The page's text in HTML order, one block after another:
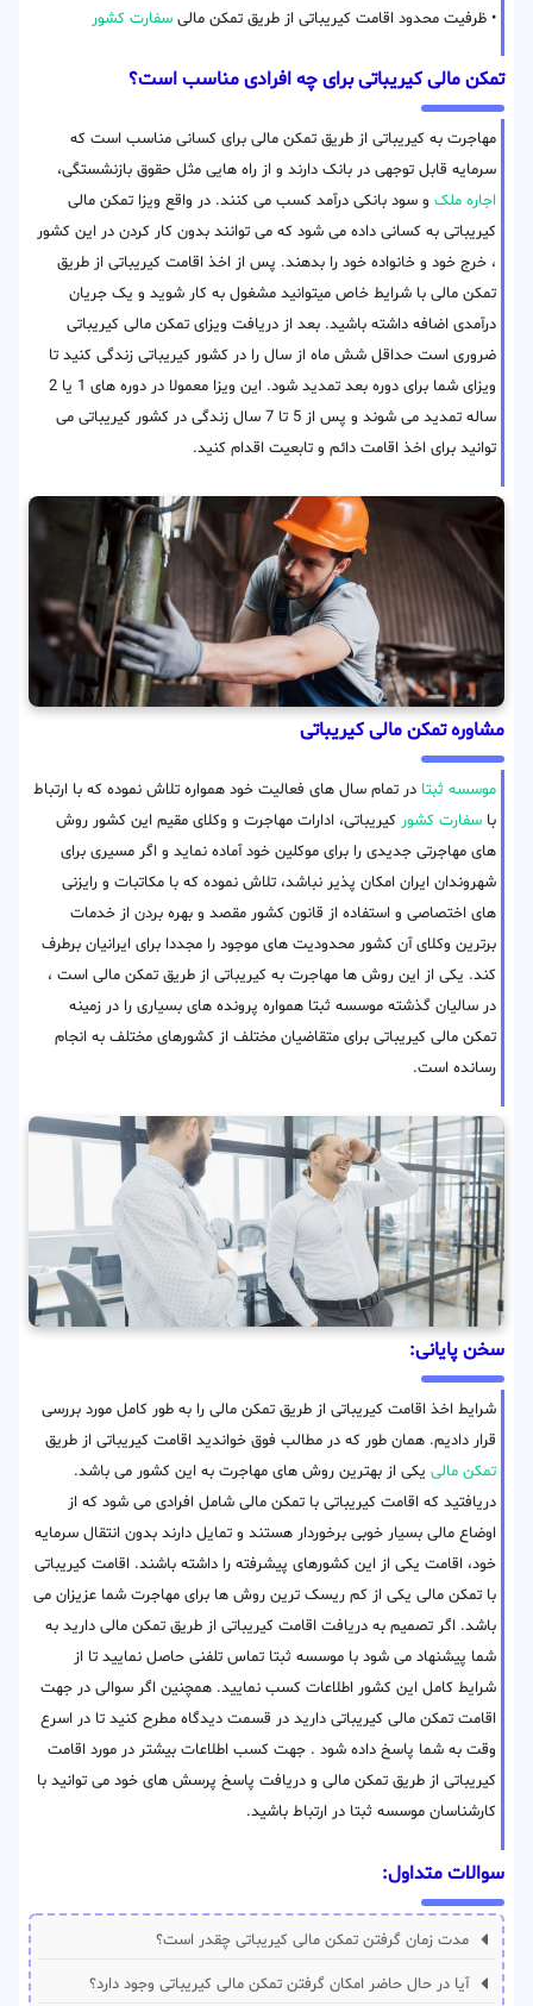
• ظرفیت محدود اقامت کیریباتی از طریق تمکن مالی سفارت کشور
تمکن مالی کیریباتی برای چه افرادی مناسب است؟
مهاجرت به کیریباتی از طریق تمکن مالی برای کسانی مناسب است که
سرمایه قابل توجهی در بانک دارند و از راه هایی مثل حقوق بازنشستگی،
اجاره ملک و سود بانکی درآمد کسب می کنند. در واقع ویزا تمکن مالی
کیریباتی به کسانی داده می شود که می توانند بدون کار کردن در این کشور
، خرج خود و خانواده خود را بدهند. پس از اخذ اقامت کیریباتی از طریق
تمکن مالی با شرایط خاص میتوانید مشغول به کار شوید و یک جریان
درآمدی اضافه داشته باشید. بعد از دریافت ویزای تمکن مالی کیریباتی
ضروری است حداقل شش ماه از سال را در کشور کیریباتی زندگی کنید تا
ویزای شما برای دوره بعد تمدید شود. این ویزا معمولا در دوره های 1 یا 2
ساله تمدید می شوند و پس از 5 تا 7 سال زندگی در کشور کیریباتی می
توانید برای اخذ اقامت دائم و تابعیت اقدام کنید.
مشاوره تمکن مالی کیریباتی
موسسه ثبتا در تمام سال های فعالیت خود همواره تلاش نموده که با ارتباط
با سفارت کشور کیریباتی، ادارات مهاجرت و وکلای مقیم این کشور روش
های مهاجرتی جدیدی را برای موکلین خود آماده نماید و اگر مسیری برای
شهروندان ایران امکان پذیر نباشد، تلاش نموده که با مکاتبات و رایزنی
های اختصاصی و استفاده از قانون کشور مقصد و بهره بردن از خدمات
برترین وکلای آن کشور محدودیت های موجود را مجددا برای ایرانیان برطرف
کند. یکی از این روش ها مهاجرت به کیریباتی از طریق تمکن مالی است ،
در سالیان گذشته موسسه ثبتا همواره پرونده های بسیاری را در زمینه
تمکن مالی کیریباتی برای متقاضیان مختلف از کشورهای مختلف به انجام
رسانده است.
سخن پایانی:
شرایط اخذ اقامت کیریباتی از طریق تمکن مالی را به طور کامل مورد بررسی
قرار دادیم. همان طور که در مطالب فوق خواندید اقامت کیریباتی از طریق
تمکن مالی یکی از بهترین روش های مهاجرت به این کشور می باشد.
دریافتید که اقامت کیریباتی با تمکن مالی شامل افرادی می شود که از
اوضاع مالی بسیار خوبی برخوردار هستند و تمایل دارند بدون انتقال سرمایه
خود، اقامت یکی از این کشورهای پیشرفته را داشته باشند. اقامت کیریباتی
با تمکن مالی یکی از کم ریسک ترین روش ها برای مهاجرت شما عزیزان می
باشد. اگر تصمیم به دریافت اقامت کیریباتی از طریق تمکن مالی دارید به
شما پیشنهاد می شود با موسسه ثبتا تماس تلفنی حاصل نمایید تا از
شرایط کامل این کشور اطلاعات کسب نمایید. همچنین اگر سوالی در جهت
اقامت تمکن مالی کیریباتی دارید در قسمت دیدگاه مطرح کنید تا در اسرع
وقت به شما پاسخ داده شود . جهت کسب اطلاعات بیشتر در مورد اقامت
کیریباتی از طریق تمکن مالی و دریافت پاسخ پرسش های خود می توانید با
کارشناسان موسسه ثبتا در ارتباط باشید.
سوالات متداول:
مدت زمان گرفتن تمکن مالی کیریباتی چقدر است؟
آیا در حال حاضر امکان گرفتن تمکن مالی کیریباتی وجود دارد؟